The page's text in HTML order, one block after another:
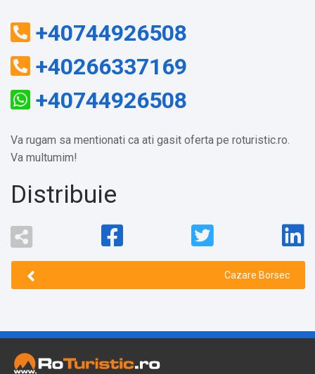
+40744926508
+40266337169
+40744926508
Va rugam sa mentionati ca ati gasit oferta pe roturistic.ro.
Va multumim!
Distribuie
Cazare Borsec